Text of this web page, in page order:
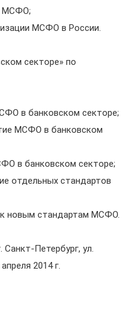
МСФО;
МСФО в России.
секторе» по
в банковском секторе;
МСФО в банковском
в банковском секторе;
отдельных стандартов
новым стандартам МСФО.
Петербург, ул.
2014 г.